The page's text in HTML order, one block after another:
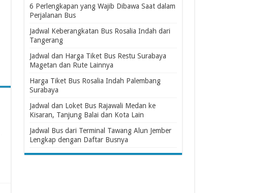
6 Perlengkapan yang Wajib Dibawa Saat dalam
Perjalanan Bus
Jadwal Keberangkatan Bus Rosalia Indah dari
Tangerang
Jadwal dan Harga Tiket Bus Restu Surabaya
Magetan dan Rute Lainnya
Harga Tiket Bus Rosalia Indah Palembang
Surabaya
Jadwal dan Loket Bus Rajawali Medan ke
Kisaran, Tanjung Balai dan Kota Lain
Jadwal Bus dari Terminal Tawang Alun Jember
Lengkap dengan Daftar Busnya